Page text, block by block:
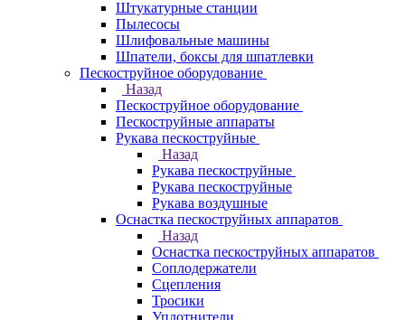
Штукатурные станции
Пылесосы
Шлифовальные машины
Шпатели, боксы для шпатлевки
Пескоструйное оборудование
Назад
Пескоструйное оборудование
Пескоструйные аппараты
Рукава пескоструйные
Назад
Рукава пескоструйные
Рукава пескоструйные
Рукава воздушные
Оснастка пескоструйных аппаратов
Назад
Оснастка пескоструйных аппаратов
Соплодержатели
Сцепления
Тросики
Уплотнители